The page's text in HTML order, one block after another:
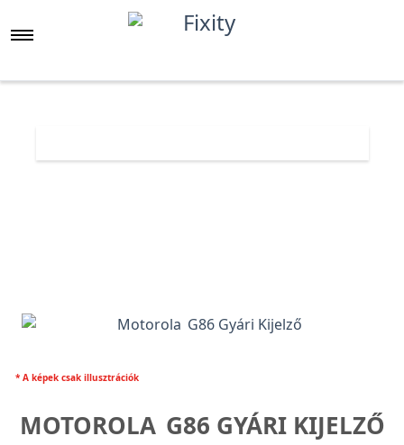
* A képek csak illusztrációk
MOTOROLA G86 GYÁRI KIJELZŐ